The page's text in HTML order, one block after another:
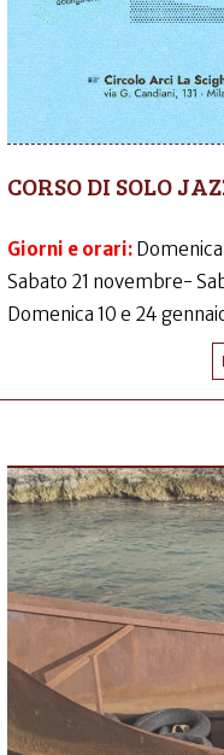
CORSO DI SOLO
Giorni e orari:
Sabato 21 novembre-
Domenica 10 e 24